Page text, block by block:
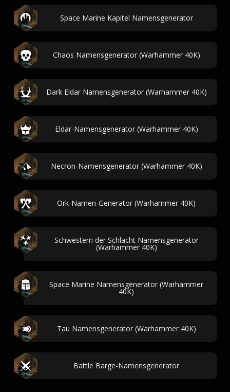
Space Marine Kapitel Namensgenerator
Chaos Namensgenerator (Warhammer 40K)
Dark Eldar Namensgenerator (Warhammer 40K)
Eldar-Namensgenerator (Warhammer 40K)
Necron-Namensgenerator (Warhammer 40K)
Ork-Namen-Generator (Warhammer 40K)
Schwestern der Schlacht Namensgenerator
(Warhammer 40K)
Space Marine Namensgenerator (Warhammer
40K)
Tau Namensgenerator (Warhammer 40K)
Battle Barge-Namensgenerator